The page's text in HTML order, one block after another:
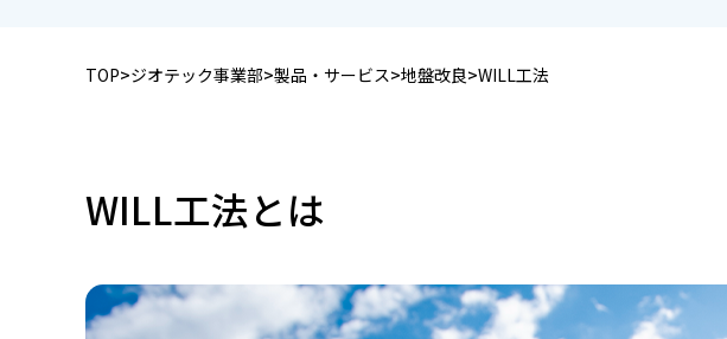
TOP ジオテック事業部 製品・サービス 地盤改良 WILL工法
WILL工法とは